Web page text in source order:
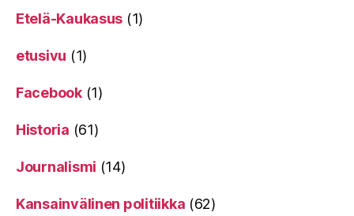
Etelä-Kaukasus (1)
etusivu (1)
Facebook(1)
Historia (61)
Journalismi (14)
Kansainvälinen politiikka (62)